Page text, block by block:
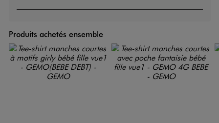
Produits achetés ensemble